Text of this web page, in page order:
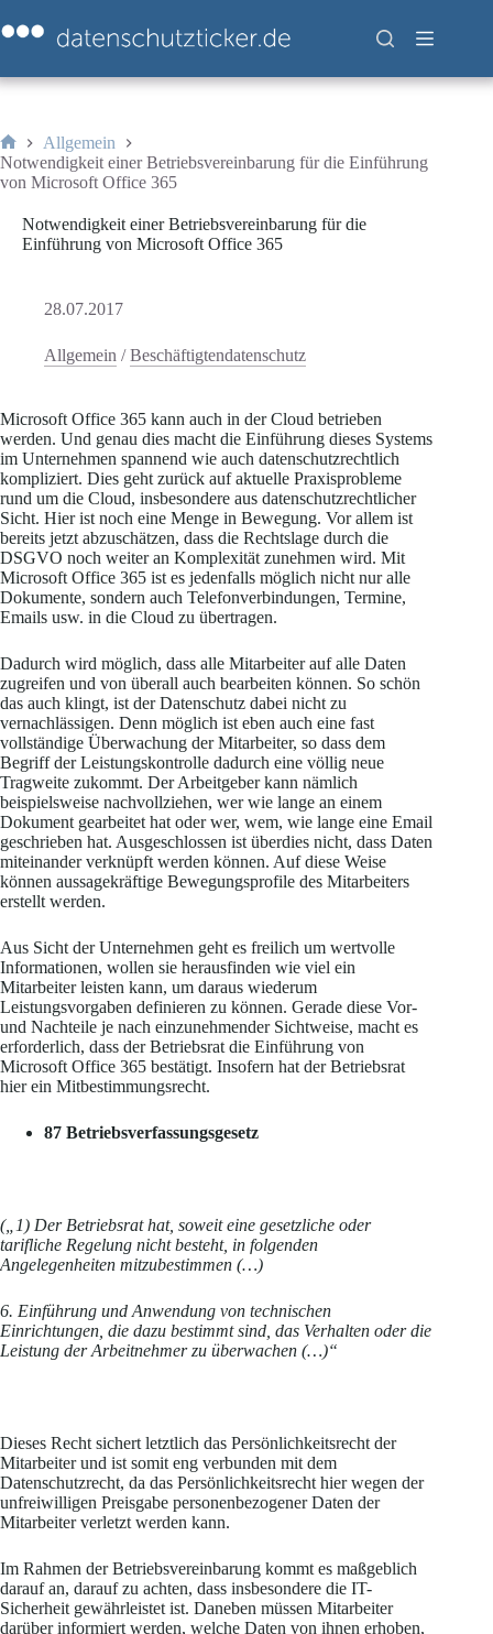
Inhalt
springen
Start
Allgemein
Notwendigkeit einer Betriebsvereinbarung für die Einführung
von Microsoft Office 365
Notwendigkeit einer Betriebsvereinbarung für die
Einführung von Microsoft Office 365
28.07.2017
Allgemein /Beschäftigtendatenschutz
Microsoft Office 365 kann auch in der Cloud betrieben
werden. Und genau dies macht die Einführung dieses Systems
im Unternehmen spannend wie auch datenschutzrechtlich
kompliziert. Dies geht zurück auf aktuelle Praxisprobleme
rund um die Cloud, insbesondere aus datenschutzrechtlicher
Sicht. Hier ist noch eine Menge in Bewegung. Vor allem ist
bereits jetzt abzuschätzen, dass die Rechtslage durch die
DSGVO noch weiter an Komplexität zunehmen wird. Mit
Microsoft Office 365 ist es jedenfalls möglich nicht nur alle
Dokumente, sondern auch Telefonverbindungen, Termine,
Emails usw. in die Cloud zu übertragen.
Dadurch wird möglich, dass alle Mitarbeiter auf alle Daten
zugreifen und von überall auch bearbeiten können. So schön
das auch klingt, ist der Datenschutz dabei nicht zu
vernachlässigen. Denn möglich ist eben auch eine fast
vollständige Überwachung der Mitarbeiter, so dass dem
Begriff der Leistungskontrolle dadurch eine völlig neue
Tragweite zukommt. Der Arbeitgeber kann nämlich
beispielsweise nachvollziehen, wer wie lange an einem
Dokument gearbeitet hat oder wer, wem, wie lange eine Email
geschrieben hat. Ausgeschlossen ist überdies nicht, dass Daten
miteinander verknüpft werden können. Auf diese Weise
können aussagekräftige Bewegungsprofile des Mitarbeiters
erstellt werden.
Aus Sicht der Unternehmen geht es freilich um wertvolle
Informationen, wollen sie herausfinden wie viel ein
Mitarbeiter leisten kann, um daraus wiederum
Leistungsvorgaben definieren zu können. Gerade diese Vor-
und Nachteile je nach einzunehmender Sichtweise, macht es
erforderlich, dass der Betriebsrat die Einführung von
Microsoft Office 365 bestätigt. Insofern hat der Betriebsrat
hier ein Mitbestimmungsrecht.
87 Betriebsverfassungsgesetz
(„1) Der Betriebsrat hat, soweit eine gesetzliche oder
tarifliche Regelung nicht besteht, in folgenden
Angelegenheiten mitzubestimmen (…)
6. Einführung und Anwendung von technischen
Einrichtungen, die dazu bestimmt sind, das Verhalten oder die
Leistung der Arbeitnehmer zu überwachen (…)“
Dieses Recht sichert letztlich das Persönlichkeitsrecht der
Mitarbeiter und ist somit eng verbunden mit dem
Datenschutzrecht, da das Persönlichkeitsrecht hier wegen der
unfreiwilligen Preisgabe personenbezogener Daten der
Mitarbeiter verletzt werden kann.
Im Rahmen der Betriebsvereinbarung kommt es maßgeblich
darauf an, darauf zu achten, dass insbesondere die IT-
Sicherheit gewährleistet ist. Daneben müssen Mitarbeiter
darüber informiert werden, welche Daten von ihnen erhoben,